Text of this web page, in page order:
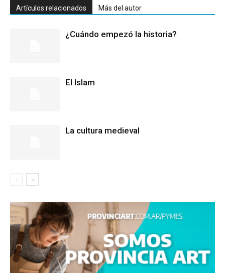
Artículos relacionados Más del autor
¿Cuándo empezó la historia?
El Islam
La cultura medieval